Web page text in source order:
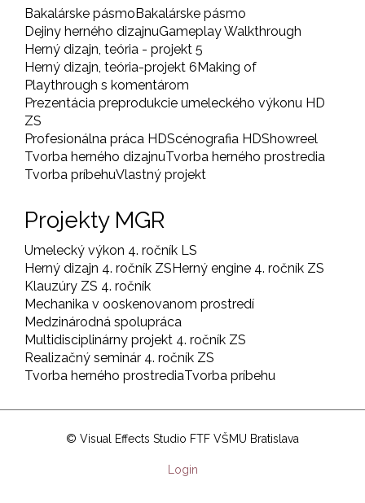
Bakalárske pásmoBakalárske pásmo
Dejiny herného dizajnuGameplay Walkthrough
Herný dizajn, teória - projekt 5
Herný dizajn, teória-projekt 6Making of
Playthrough s komentárom
Prezentácia preprodukcie umeleckého výkonu HD
ZS
Profesionálna práca HDScénografia HDShowreel
Tvorba herného dizajnuTvorba herného prostredia
Tvorba príbehuVlastný projekt
Projekty MGR
Umelecký výkon 4. ročník LS
Herný dizajn 4. ročník ZSHerný engine 4. ročník ZS
Klauzúry ZS 4. ročník
Mechanika v ooskenovanom prostredí
Medzinárodná spolupráca
Multidisciplinárny projekt 4. ročník ZS
Realizačný seminár 4. ročník ZS
Tvorba herného prostrediaTvorba príbehu
© Visual Effects Studio FTF VŠMU Bratislava
Login